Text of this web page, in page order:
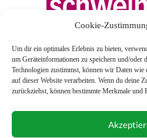
Cookie-
Um dir ein optimales Erlebnis zu bieten,
um Geräteinformationen zu speichern und/oder
Technologien zustimmst, können wir Daten
auf dieser Website verarbeiten. Wenn du deine
zurückziehst, können bestimmte Merkmale und
© 2026 Blick
Unterstützt durch